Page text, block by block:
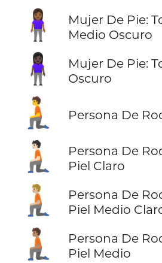
🧍🏾‍♀️
Mujer De Pie:
Medio Oscuro
🧍🏿‍♀️
Mujer De Pie:
Oscuro
🧎 Persona De
🧎🏻
Persona De
Piel Claro
🧎🏼
Persona De
Piel Medio
🧎🏽
Persona De
Piel Medio